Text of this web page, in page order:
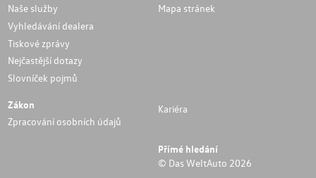
Naše služby
Vyhledávání dealera
Tiskové zprávy
Nejčastější dotazy
Slovníček pojmů
Mapa stránek
Zákon
Zpracování osobních údajů
Kariéra
Přímé hledání
© Das WeltAuto 2026